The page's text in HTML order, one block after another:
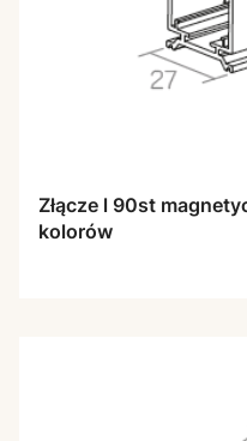
Złącze l 90st
kolorów